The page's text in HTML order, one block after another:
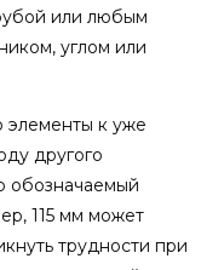
или любым
углом или
элементы к уже
другого
обозначаемый
115 мм может
трудности при